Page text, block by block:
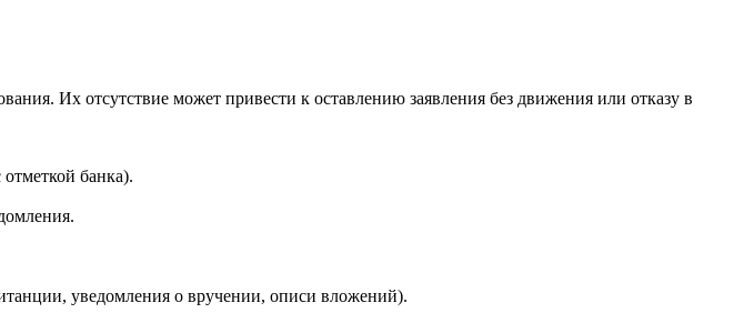
Их отсутствие может привести к оставлению заявления без движения или отказу в
банка).
уведомления о вручении, описи вложений).